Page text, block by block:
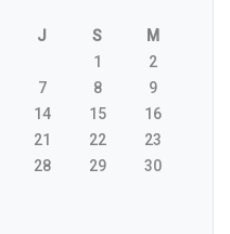
J S
M
1
2
7 8
9
14 15
16
21 22
23
28 29
30